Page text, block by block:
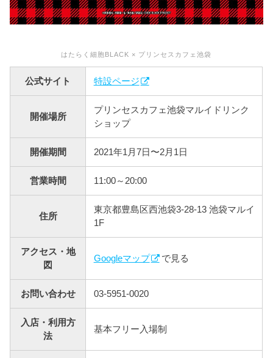
はたらく細胞BLACK × プリンセスカフェ池袋
公式サイト 特設ページ
開催場所
プリンセスカフェ池袋マルイドリンク
ショップ
開催期間 2021年1月7日〜2月1日
営業時間 11:00～20:00
住所
東京都豊島区西池袋3-28-13 池袋マルイ
1F
アクセス・地
図
Googleマップ で見る
お問い合わせ 03-5951-0020
入店・利用方
法
基本フリー入場制